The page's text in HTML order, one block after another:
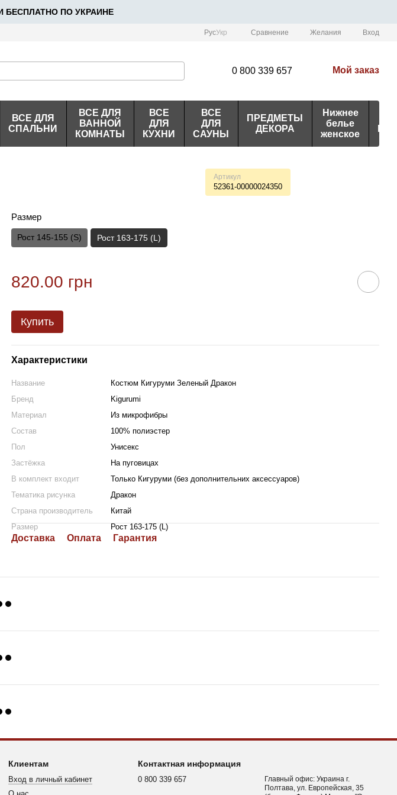
БЕСПЛАТНО ПО УКРАИНЕ
РусУкр Сравнение Желания Вход
0 800 339 657 Мой заказ
ВСЕ ДЛЯ
СПАЛЬНИ
ВСЕ ДЛЯ
ВАННОЙ
КОМНАТЫ
ВСЕ
ДЛЯ
КУХНИ
ВСЕ
ДЛЯ
САУНЫ
ПРЕДМЕТЫ
ДЕКОРА
Нижнее
белье
женское
Артикул
52361-00000024350
Размер
Рост 145-155 (S) Рост 163-175 (L)
820.00 грн
Купить
Характеристики
Название
Костюм Кигуруми Зеленый Дракон
Бренд
Kigurumi
Материал
Из микрофибры
Состав
100% полиэстер
Пол
Унисекс
Застёжка
На пуговицах
В комплект входит
Только Кигуруми (без дополнительних аксессуаров)
Тематика рисунка
Дракон
Страна производитель
Китай
Размер
Рост 163-175 (L)
Доставка Оплата Гарантия
Клиентам
Вход в личный кабинет
Контактная информация
0 800 339 657
Главный офис: Украина г.
Полтава, ул. Европейская, 35